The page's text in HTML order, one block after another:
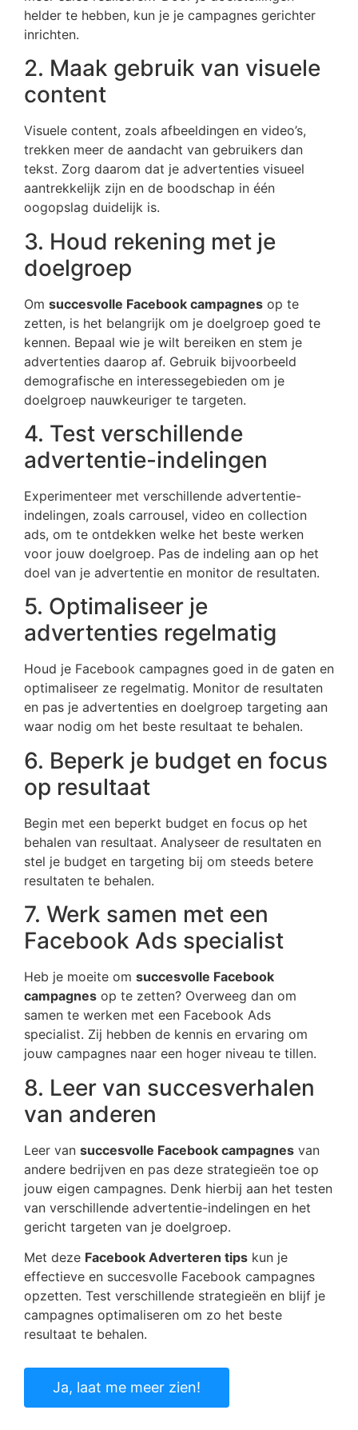
helder te hebben, kun je je campagnes gerichter
inrichten.
2. Maak gebruik van visuele
content
Visuele content, zoals afbeeldingen en video’s,
trekken meer de aandacht van gebruikers dan
tekst. Zorg daarom dat je advertenties visueel
aantrekkelijk zijn en de boodschap in één
oogopslag duidelijk is.
3. Houd rekening met je
doelgroep
Om succesvolle Facebook campagnes op te
zetten, is het belangrijk om je doelgroep goed te
kennen. Bepaal wie je wilt bereiken en stem je
advertenties daarop af. Gebruik bijvoorbeeld
demografische en interessegebieden om je
doelgroep nauwkeuriger te targeten.
4. Test verschillende
advertentie-indelingen
Experimenteer met verschillende advertentie-
indelingen, zoals carrousel, video en collection
ads, om te ontdekken welke het beste werken
voor jouw doelgroep. Pas de indeling aan op het
doel van je advertentie en monitor de resultaten.
5. Optimaliseer je
advertenties regelmatig
Houd je Facebook campagnes goed in de gaten en
optimaliseer ze regelmatig. Monitor de resultaten
en pas je advertenties en doelgroep targeting aan
waar nodig om het beste resultaat te behalen.
6. Beperk je budget en focus
op resultaat
Begin met een beperkt budget en focus op het
behalen van resultaat. Analyseer de resultaten en
stel je budget en targeting bij om steeds betere
resultaten te behalen.
7. Werk samen met een
Facebook Ads specialist
Heb je moeite om succesvolle Facebook
campagnes op te zetten? Overweeg dan om
samen te werken met een Facebook Ads
specialist. Zij hebben de kennis en ervaring om
jouw campagnes naar een hoger niveau te tillen.
8. Leer van succesverhalen
van anderen
Leer van succesvolle Facebook campagnes van
andere bedrijven en pas deze strategieën toe op
jouw eigen campagnes. Denk hierbij aan het testen
van verschillende advertentie-indelingen en het
gericht targeten van je doelgroep.
Met deze Facebook Adverteren tips kun je
effectieve en succesvolle Facebook campagnes
opzetten. Test verschillende strategieën en blijf je
campagnes optimaliseren om zo het beste
resultaat te behalen.
Ja, laat me meer zien!